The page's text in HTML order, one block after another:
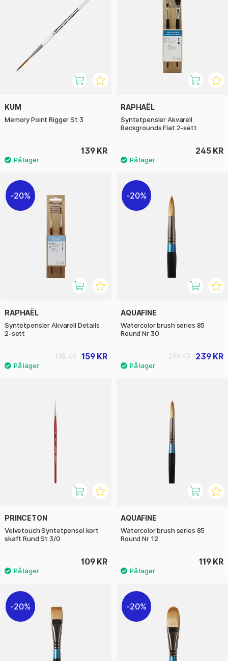
KUM
Memory Point Rigger St 3
139 KR
RAPHAËL
Syntetpensler Akvarell
Backgrounds Flat 2-sett
245 KR
20%
RAPHAËL
Syntetpensler Akvarell Details
2-sett
159 KR
198 KR
20%
AQUAFINE
Watercolor brush series 85
Round Nr 30
239 KR
299 KR
PRINCETON
Velvetouch Syntetpensel kort
skaft Rund St 3/0
109 KR
AQUAFINE
Watercolor brush series 85
Round Nr 12
119 KR
20% 20%